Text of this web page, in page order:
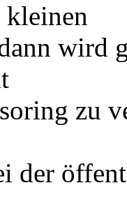
kleinen
wird
zu
der